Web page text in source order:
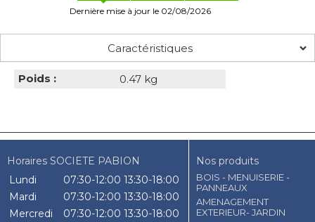
Dernière mise à jour le 02/08/2026
Caractéristiques
Poids : 0.47 kg
Horaires SOCIETE PABION
Lundi
07:30-12:00 13:30-18:00
Mardi
07:30-12:00 13:30-18:00
Mercredi
07:30-12:00 13:30-18:00
Nos produits
BOIS - MENUISERIE -
PANNEAUX
AMENAGEMENT
EXTERIEUR- JARDIN